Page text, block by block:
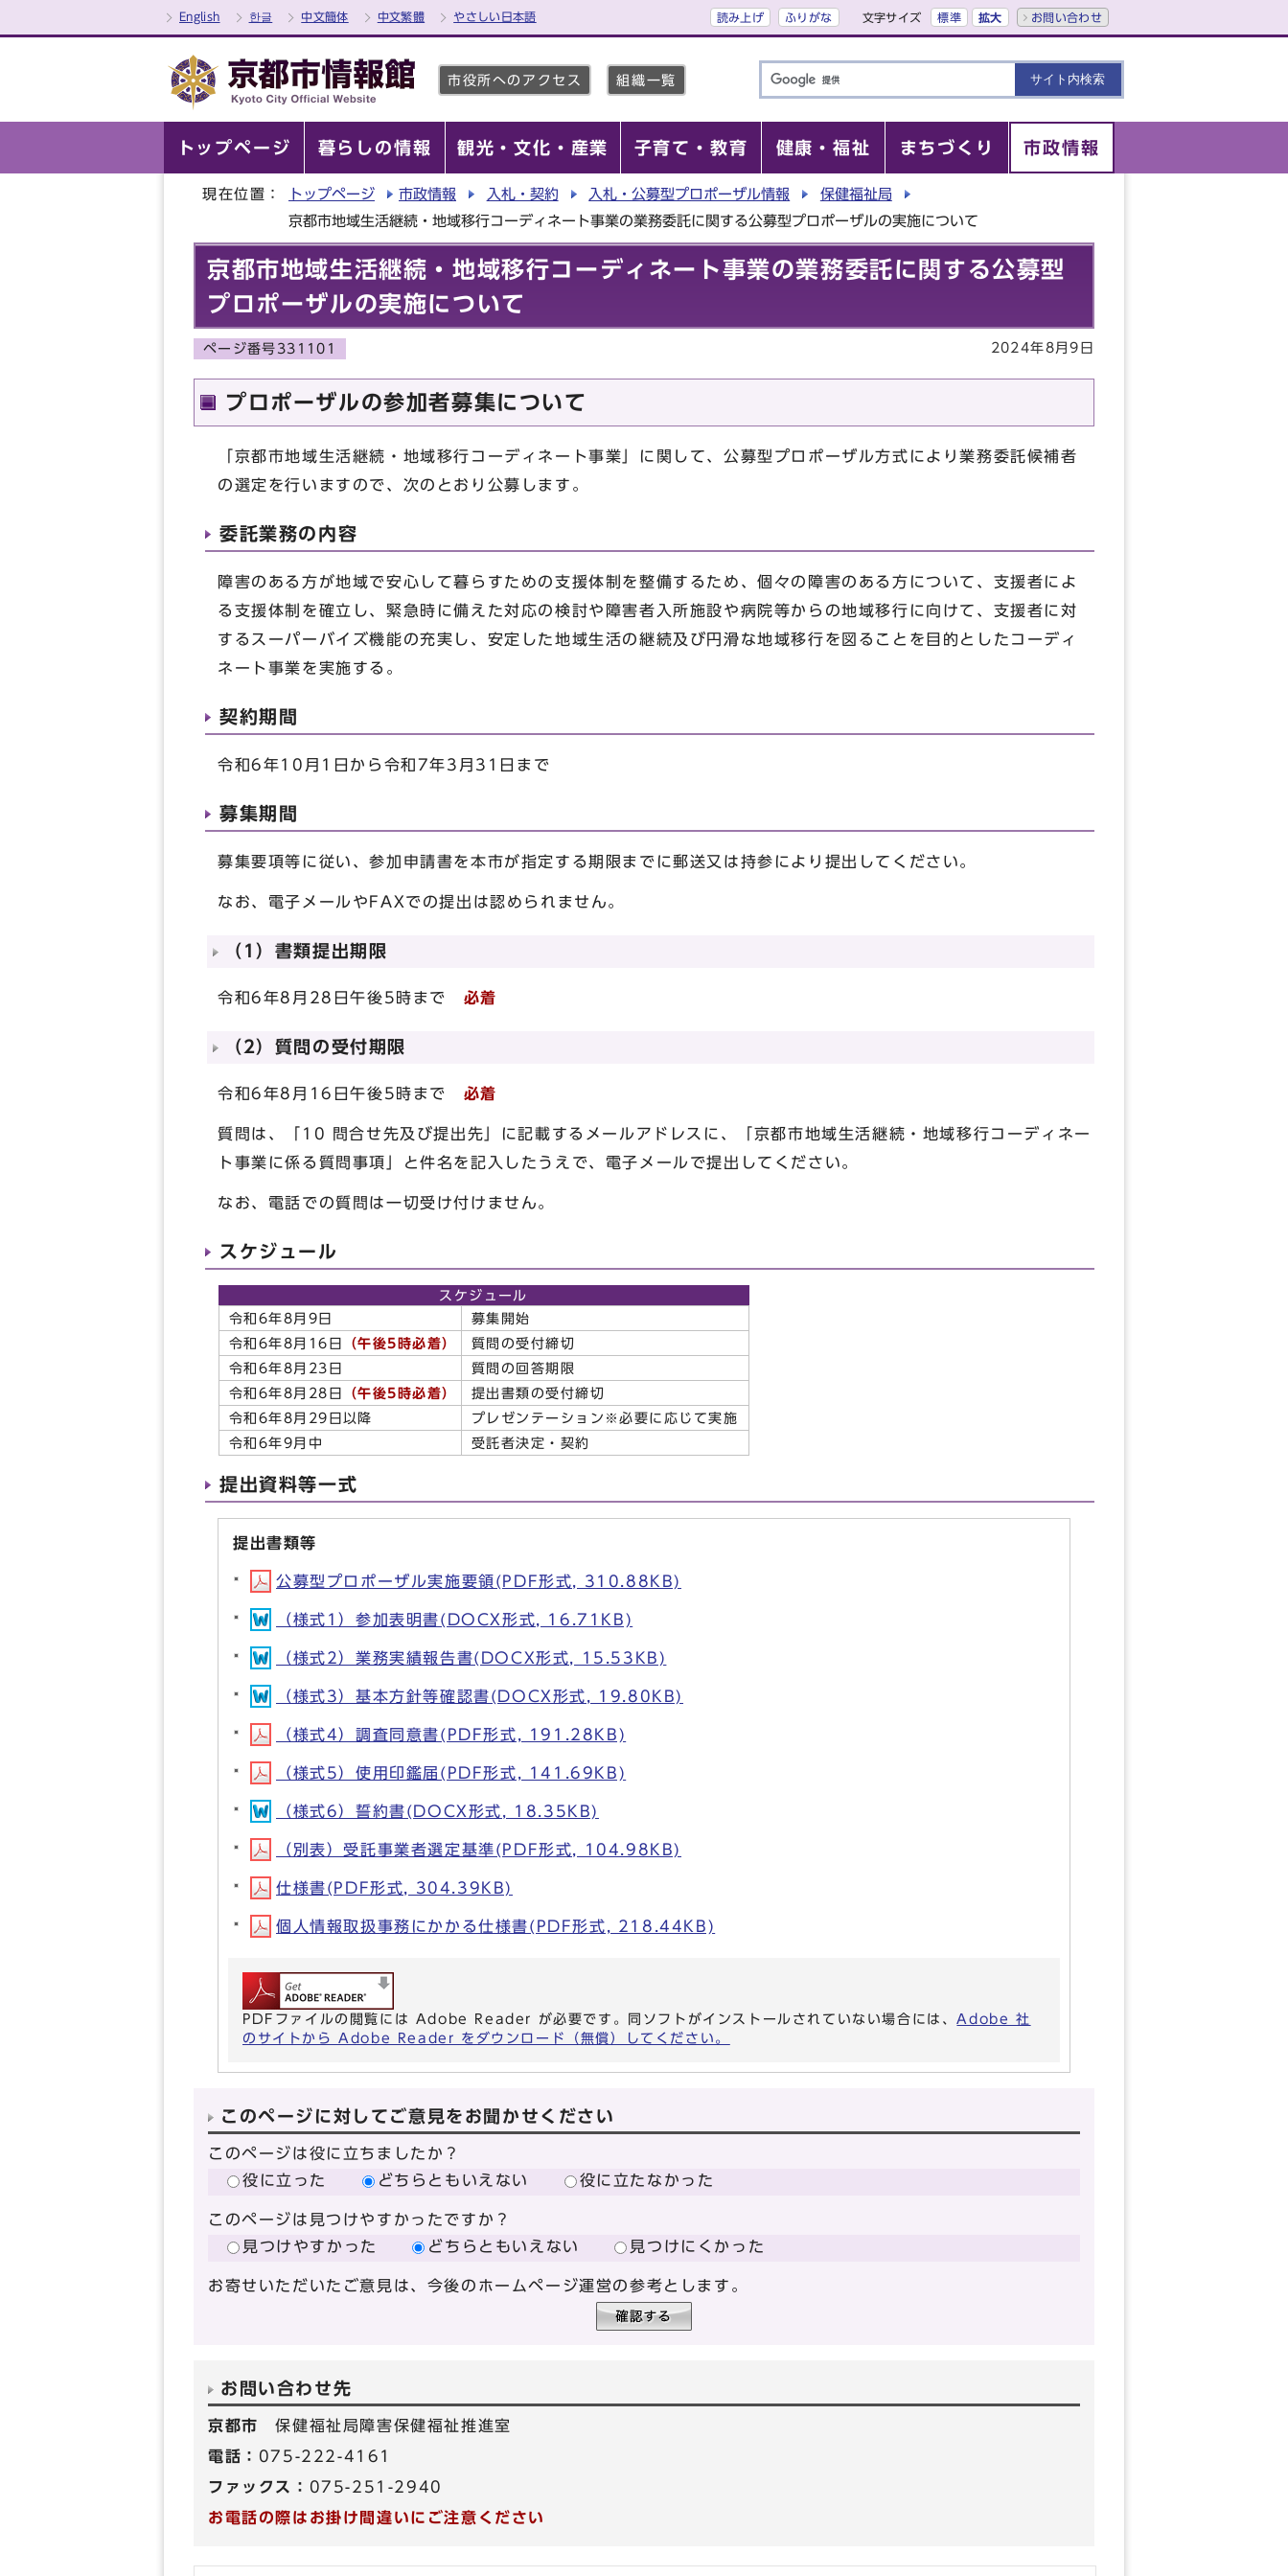
English 한글 中文簡体 中文繁體 やさしい日本語 読み上げ ふりがな 文字サイズ 標準 拡大 お問い合わせ
市役所へのアクセス 組織一覧
トップページ 暮らしの情報 観光・文化・産業 子育て・教育 健康・福祉 まちづくり 市政情報
現在位置： トップページ 市政情報 入札・契約 入札・公募型プロポーザル情報
保健福祉局
京都市地域生活継続・地域移行コーディネート事業の業務委託に関する公募型プロポーザルの実施について
京都市地域生活継続・地域移行コーディネート事業の業務委託に関する公募型
プロポーザルの実施について
ページ番号331101 2024年8月9日
プロポーザルの参加者募集について
「京都市地域生活継続・地域移行コーディネート事業」に関して、公募型プロポーザル方式により業務委託候補者
の選定を行いますので、次のとおり公募します。
委託業務の内容
障害のある方が地域で安心して暮らすための支援体制を整備するため、個々の障害のある方について、支援者によ
る支援体制を確立し、緊急時に備えた対応の検討や障害者入所施設や病院等からの地域移行に向けて、支援者に対
するスーパーバイズ機能の充実し、安定した地域生活の継続及び円滑な地域移行を図ることを目的としたコーディ
ネート事業を実施する。
契約期間
令和6年10月1日から令和7年3月31日まで
募集期間
募集要項等に従い、参加申請書を本市が指定する期限までに郵送又は持参により提出してください。
なお、電子メールやFAXでの提出は認められません。
（1）書類提出期限
令和6年8月28日午後5時まで 必着
（2）質問の受付期限
令和6年8月16日午後5時まで 必着
質問は、「10 問合せ先及び提出先」に記載するメールアドレスに、「京都市地域生活継続・地域移行コーディネー
ト事業に係る質問事項」と件名を記入したうえで、電子メールで提出してください。
なお、電話での質問は一切受け付けません。
スケジュール
スケジュール
令和6年8月9日
募集開始
令和6年8月16日
（午後5時必着）
質問の受付締切
令和6年8月23日
質問の回答期限
令和6年8月28日
（午後5時必着）
提出書類の受付締切
令和6年8月29日以降
プレゼンテーション※必要に応じて実施
令和6年9月中
受託者決定・契約
提出資料等一式
提出書類等
公募型プロポーザル実施要領(PDF形式, 310.88KB)
（様式1）参加表明書(DOCX形式, 16.71KB)
（様式2）業務実績報告書(DOCX形式, 15.53KB)
（様式3）基本方針等確認書(DOCX形式, 19.80KB)
（様式4）調査同意書(PDF形式, 191.28KB)
（様式5）使用印鑑届(PDF形式, 141.69KB)
（様式6）誓約書(DOCX形式, 18.35KB)
（別表）受託事業者選定基準(PDF形式, 104.98KB)
仕様書(PDF形式, 304.39KB)
個人情報取扱事務にかかる仕様書(PDF形式, 218.44KB)
PDFファイルの閲覧には Adobe Reader が必要です。同ソフトがインストールされていない場合には、Adobe 社
のサイトから Adobe Reader をダウンロード（無償）してください。
このページに対してご意見をお聞かせください
このページは役に立ちましたか？
役に立った
どちらともいえない 役に立たなかった
このページは見つけやすかったですか？
見つけやすかった
どちらともいえない 見つけにくかった
お寄せいただいたご意見は、今後のホームページ運営の参考とします。
お問い合わせ先
京都市保健福祉局障害保健福祉推進室
電話： 075-222-4161
ファックス： 075-251-2940
お電話の際はお掛け間違いにご注意ください